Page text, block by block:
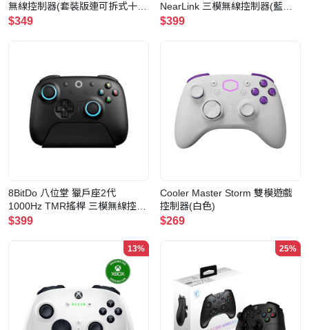
無線控制器(套裝版連可拆式十字
鍵及搖桿)
$349
NearLink 三模無線控制器(藍白
ALPS版)
$399
8BitDo 八位堂 獵戶座2代
1000Hz TMR搖桿 三模無線控制
器(黑色)
$399
Cooler Master Storm 雙模遊戲
控制器(白色)
$269
13% 25%